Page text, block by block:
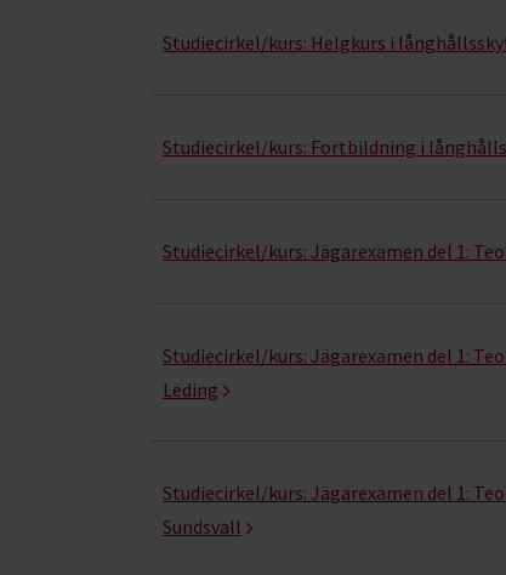
Studiecirkel/kurs: Helgkurs i
Studiecirkel/kurs: Fortbildning i
Studiecirkel/kurs: Jägarexamen del 1:
Studiecirkel/kurs: Jägarexamen del 1:
Leding
Studiecirkel/kurs: Jägarexamen del 1:
Sundsvall